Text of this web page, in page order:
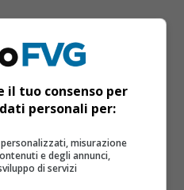
FUNE
una sfida o di
una squadra o
l’occasione perfetta.
né di numero di
il tuo consenso per
personali per:
misurazione
e degli annunci,
di servizi